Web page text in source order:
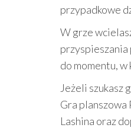
przypadkowe
W grze
przyspieszania
do momentu, w
Jeżeli szukasz
Gra
Lashina oraz